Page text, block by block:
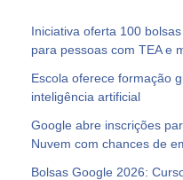
Iniciativa oferta 100
para pessoas com TEA e
Escola oferece formação
inteligência artificial
Google abre inscrições
Nuvem com chances de
Bolsas Google 2026: